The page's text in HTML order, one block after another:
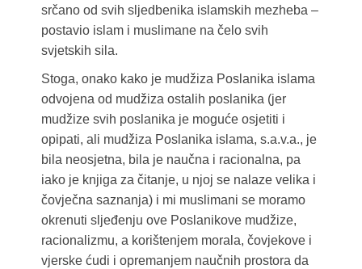
srčano od svih sljedbenika islamskih mezheba –
postavio islam i muslimane na čelo svih
svjetskih sila.
Stoga, onako kako je mudžiza Poslanika islama
odvojena od mudžiza ostalih poslanika (jer
mudžize svih poslanika je moguće osjetiti i
opipati, ali mudžiza Poslanika islama, s.a.v.a., je
bila neosjetna, bila je naučna i racionalna, pa
iako je knjiga za čitanje, u njoj se nalaze velika i
čovječna saznanja) i mi muslimani se moramo
okrenuti sljeđenju ove Poslanikove mudžize,
racionalizmu, a korištenjem morala, čovjekove i
vjerske ćudi i opremanjem naučnih prostora da